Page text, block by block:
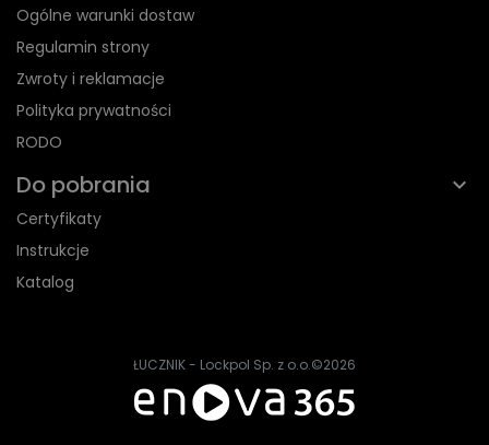
Ogólne warunki dostaw
Regulamin strony
Zwroty i reklamacje
Polityka prywatności
RODO
Do pobrania
Certyfikaty
Instrukcje
Katalog
ŁUCZNIK - Lockpol Sp. z o.o.©2026